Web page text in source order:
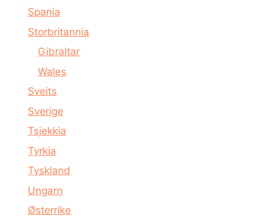
Spania
Storbritannia
Gibraltar
Wales
Sveits
Sverige
Tsjekkia
Tyrkia
Tyskland
Ungarn
Østerrike